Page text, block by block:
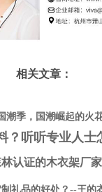
相关文章：
潮季，国潮崛起的火
？听听专业人士
认证的木衣架厂
礼品的好处？--王的